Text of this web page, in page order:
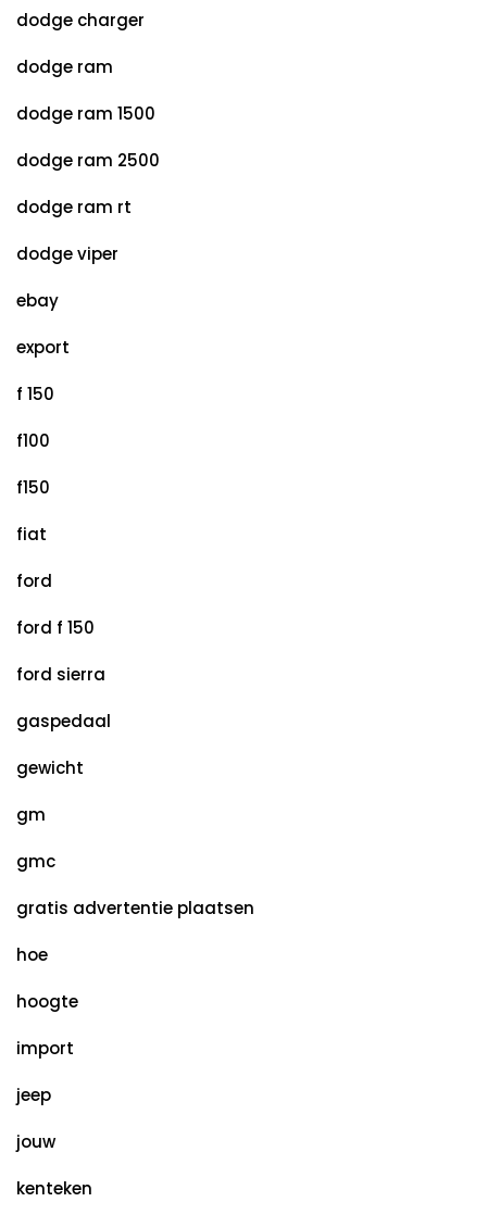
dodge charger
dodge ram
dodge ram 1500
dodge ram 2500
dodge ram rt
dodge viper
ebay
export
f 150
f100
f150
fiat
ford
ford f 150
ford sierra
gaspedaal
gewicht
gm
gmc
gratis advertentie plaatsen
hoe
hoogte
import
jeep
jouw
kenteken